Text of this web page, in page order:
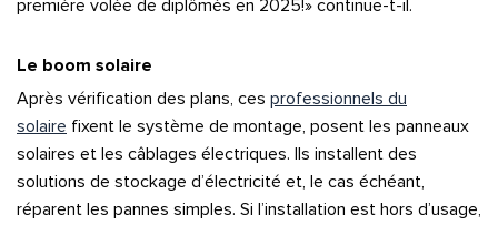
première volée de diplômés en 2025!» continue-t-il.
Le boom solaire
Après vérification des plans, ces professionnels du
solaire fixent le système de montage, posent les panneaux
solaires et les câblages électriques. Ils installent des
solutions de stockage d’électricité et, le cas échéant,
réparent les pannes simples. Si l’installation est hors d’usage,